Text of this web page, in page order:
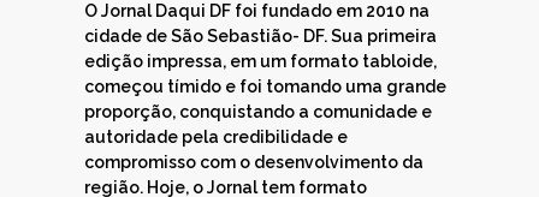
O Jornal Daqui DF foi fundado em 2010 na
cidade de São Sebastião- DF. Sua primeira
edição impressa, em um formato tabloide,
começou tímido e foi tomando uma grande
proporção, conquistando a comunidade e
autoridade pela credibilidade e
compromisso com o desenvolvimento da
região. Hoje, o Jornal tem formato